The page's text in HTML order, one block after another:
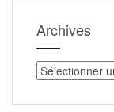
Archives
Archives